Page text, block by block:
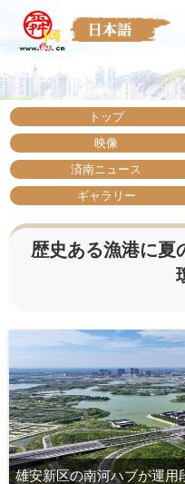
トップ
映像
済南ニュース
ギャラリー
歴史ある漁港に
雄安新区の南河ハブが運